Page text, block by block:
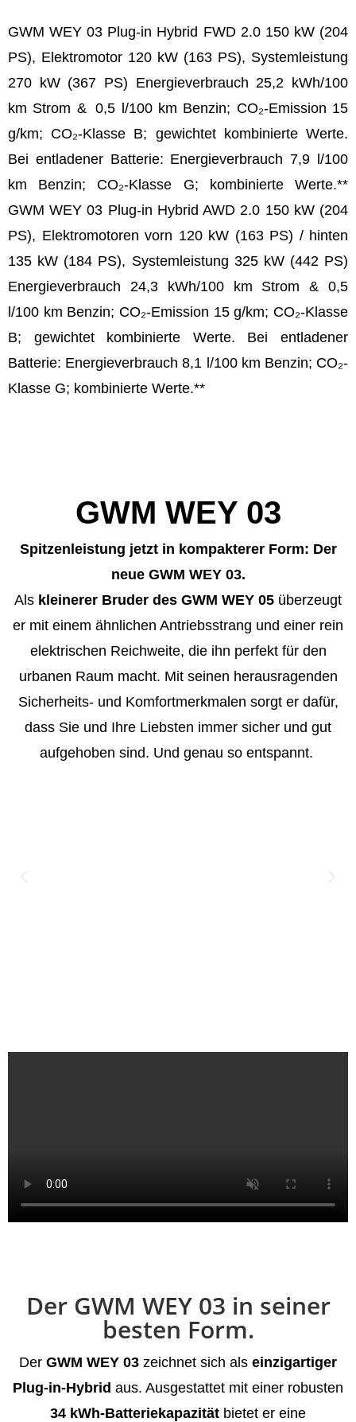
GWM WEY 03 Plug-in Hybrid FWD 2.0 150 kW (204
PS), Elektromotor 120 kW (163 PS), Systemleistung
270 kW (367 PS) Energieverbrauch 25,2 kWh/100
km Strom & 0,5 l/100 km Benzin; CO₂-Emission 15
g/km; CO₂-Klasse B; gewichtet kombinierte Werte.
Bei entladener Batterie: Energieverbrauch 7,9 l/100
km Benzin; CO₂-Klasse G; kombinierte Werte.**
GWM WEY 03 Plug-in Hybrid AWD 2.0 150 kW (204
PS), Elektromotoren vorn 120 kW (163 PS) / hinten
135 kW (184 PS), Systemleistung 325 kW (442 PS)
Energieverbrauch 24,3 kWh/100 km Strom & 0,5
l/100 km Benzin; CO₂-Emission 15 g/km; CO₂-Klasse
B; gewichtet kombinierte Werte. Bei entladener
Batterie: Energieverbrauch 8,1 l/100 km Benzin; CO₂-
Klasse G; kombinierte Werte.**
GWM WEY 03
Spitzenleistung jetzt in kompakterer Form: Der
neue GWM WEY 03.
Als kleinerer Bruder des GWM WEY 05 überzeugt
er mit einem ähnlichen Antriebsstrang und einer rein
elektrischen Reichweite, die ihn perfekt für den
urbanen Raum macht. Mit seinen herausragenden
Sicherheits- und Komfortmerkmalen sorgt er dafür,
dass Sie und Ihre Liebsten immer sicher und gut
aufgehoben sind. Und genau so entspannt.
Der GWM WEY 03 in seiner
besten Form.
Der GWM WEY 03 zeichnet sich als einzigartiger
Plug-in-Hybrid aus. Ausgestattet mit einer robusten
34 kWh-Batteriekapazität bietet er eine